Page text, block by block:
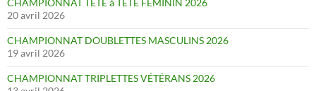
CHAMPIONNAT TÊTE à TÊTE FEMININ 2026
20 avril 2026
CHAMPIONNAT DOUBLETTES MASCULINS 2026
19 avril 2026
CHAMPIONNAT TRIPLETTES VÉTÉRANS 2026